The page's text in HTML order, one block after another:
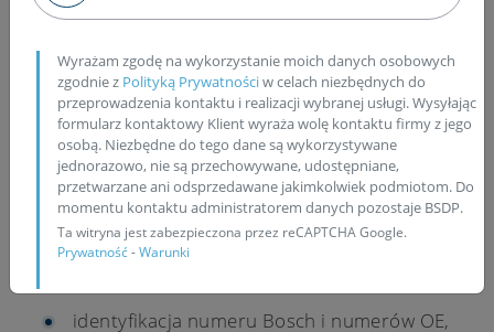
przed wysyłką.
Co obejmuje regeneracja
wtryskiwacza 0445110617?
Regeneracja zaczyna się od diagnostyki, ponieważ
dopiero pomiar pokazuje, czy naprawa ma
uzasadnienie techniczne. Wtryskiwacz po
wykonaniu prac przechodzi test parametrów,
identyfikacja numeru Bosch i numerów OE,
Wyrażam zgodę na wykorzystanie moich danych osobowych
zgodnie z Polityką Prywatnościw celach niezbędnych do
przeprowadzenia kontaktu i realizacji wybranej usługi. Wysyłając
formularz kontaktowy Klient wyraża wolę kontaktu firmy z jego
osobą. Niezbędne do tego dane są wykorzystywane
jednorazowo, nie są przechowywane, udostępniane,
przetwarzane ani odsprzedawane jakimkolwiek podmiotom. Do
momentu kontaktu administratorem danych pozostaje BSDP.
Ta witryna jest zabezpieczona przez reCAPTCHA Google.
Prywatność-Warunki